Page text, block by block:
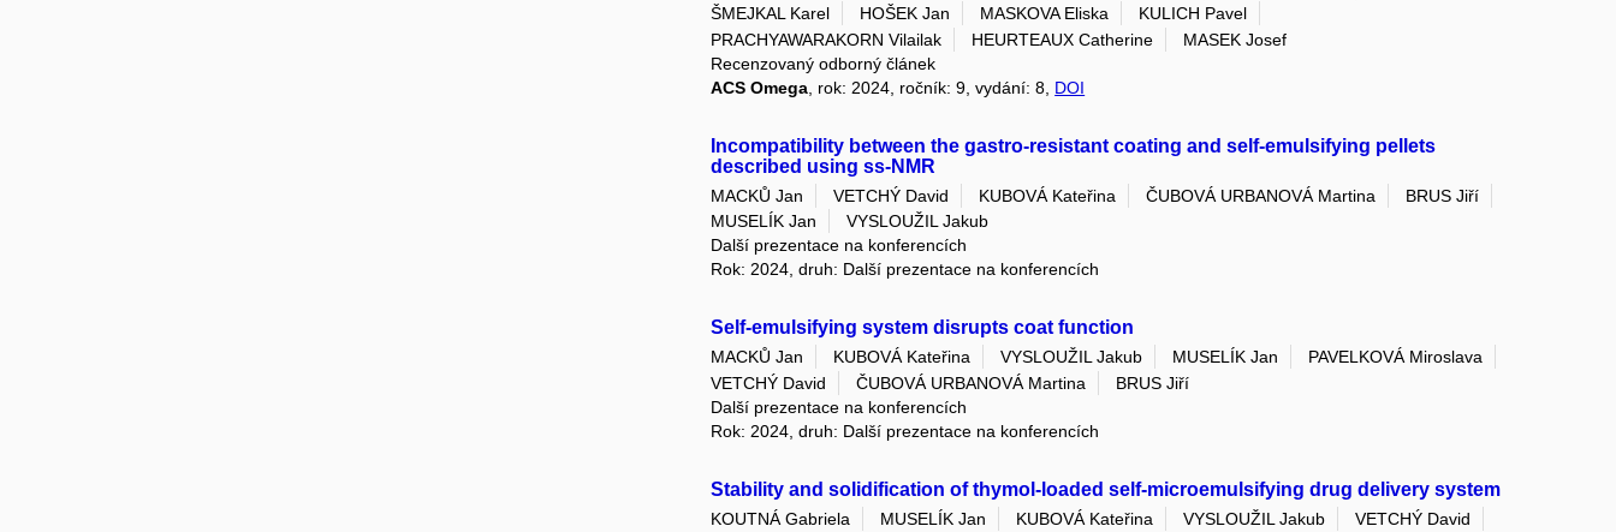
ŠMEJKAL Karel
HOŠEK Jan MASKOVA Eliska
KULICH Pavel
PRACHYAWARAKORN Vilailak
HEURTEAUX Catherine
MASEK Josef
Recenzovaný odborný článek
ACS Omega , rok: 2024, ročník: 9, vydání: 8, DOI
Incompatibility between the gastro-resistant coating and self-emulsifying pellets
described using ss-NMR
MACKŮ Jan VETCHÝ David KUBOVÁ Kateřina ČUBOVÁ URBANOVÁ Martina
BRUS Jiří
MUSELÍK Jan
VYSLOUŽIL Jakub
Další prezentace na konferencích
Rok: 2024, druh: Další prezentace na konferencích
Self-emulsifying system disrupts coat function
MACKŮ Jan KUBOVÁ Kateřina VYSLOUŽIL Jakub MUSELÍK Jan
PAVELKOVÁ Miroslava
VETCHÝ David
ČUBOVÁ URBANOVÁ Martina
BRUS Jiří
Další prezentace na konferencích
Rok: 2024, druh: Další prezentace na konferencích
Stability and solidification of thymol-loaded self-microemulsifying drug delivery system
KOUTNÁ Gabriela MUSELÍK Jan KUBOVÁ Kateřina VYSLOUŽIL Jakub VETCHÝ David